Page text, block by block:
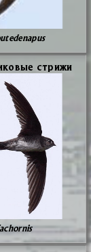
стри­жи